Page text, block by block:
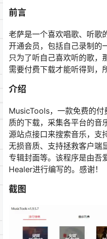
前言
老萨是一个喜欢唱歌、听歌
开通会员，包括自己录制的
只为了听自己喜欢听的歌，
需要付费下载才能听得到，
介绍
MusicTools，一款免费的
质的下载，采集各平台的音
源站点接口来搜索音乐，支
无损音质、支持拯救客户端
专辑封面等。该程序是由吾
Healer进行编写的。感谢！
截图